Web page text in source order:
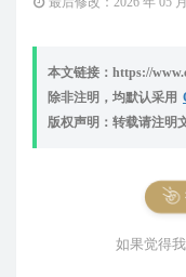
本文链接：https://
除非注明，均默认采用
版权声明：转载请注明
如果觉得